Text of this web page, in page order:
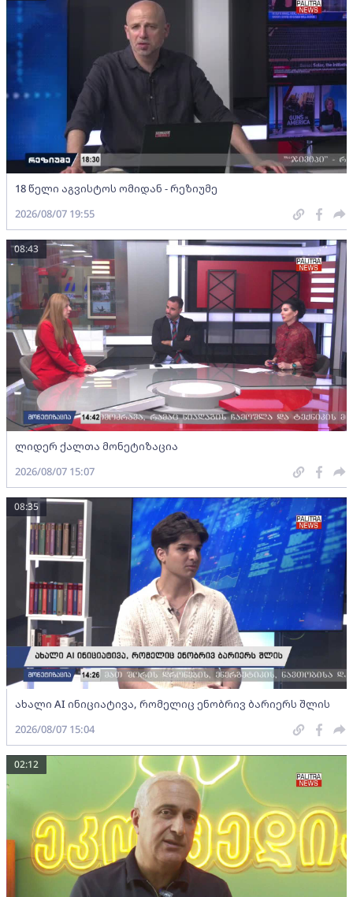
18 წელი აგვისტოს ომიდან - რეზიუმე
2026/08/07 19:55
ლიდერ ქალთა მონეტიზაცია
08:43
2026/08/07 15:07
ახალი AI ინიციატივა, რომელიც ენობრივ ბარიერს შლის
08:35
2026/08/07 15:04
02:12